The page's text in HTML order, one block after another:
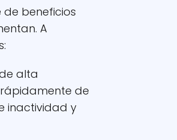
beneficios
A
alta
de
inactividad y